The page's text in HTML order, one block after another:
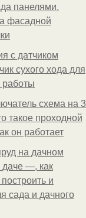
панелями.
фасадной
с датчиком
сухого хода для
работы
схема на 3
такое проходной
он работает
на дачном
даче —, как
и
сада и дачного